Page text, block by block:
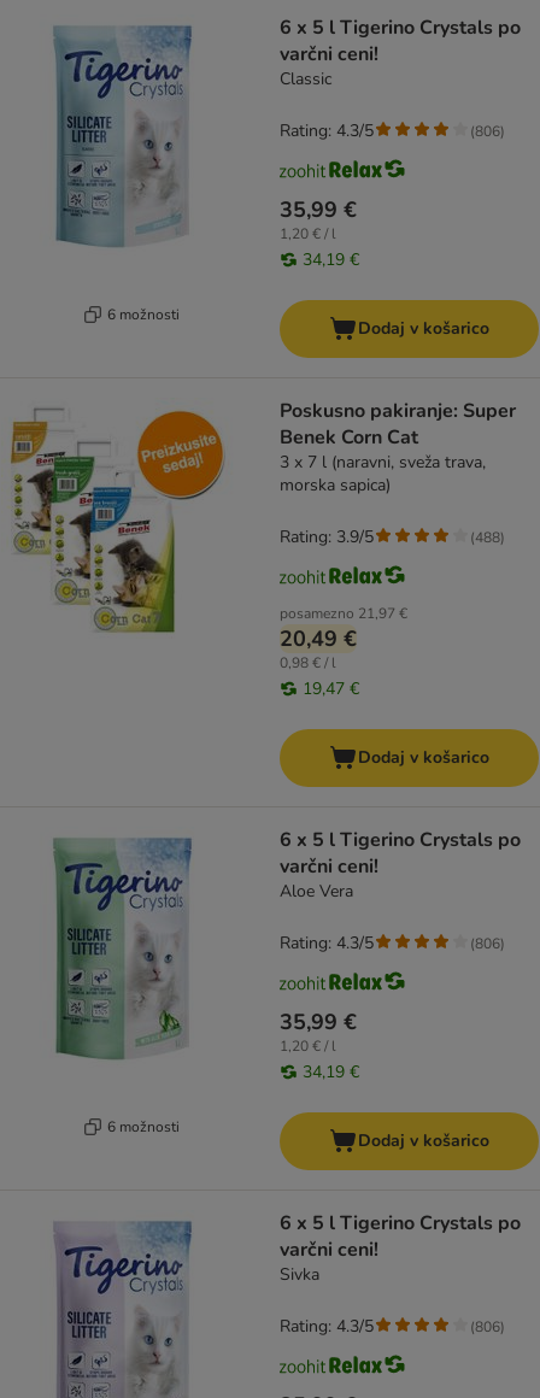
6 možnosti
6 x 5 l Tigerino Crystals po
varčni ceni!
Classic
35,99 €
1,20 € / l
34,19 €
Rating: 4.3/5 (806)
Dodaj v košarico
Poskusno pakiranje: Super
Benek Corn Cat
3 x 7 l (naravni, sveža trava,
morska sapica)
posamezno 21,97 €
20,49 €
0,98 € / l
19,47 €
Rating: 3.9/5 (488)
Dodaj v košarico
6 možnosti
6 x 5 l Tigerino Crystals po
varčni ceni!
Aloe Vera
35,99 €
1,20 € / l
34,19 €
Rating: 4.3/5 (806)
Dodaj v košarico
6 x 5 l Tigerino Crystals po
varčni ceni!
Sivka
Rating: 4.3/5 (806)